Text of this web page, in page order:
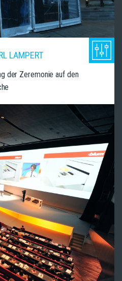
LAMPERT
der Zeremonie auf den